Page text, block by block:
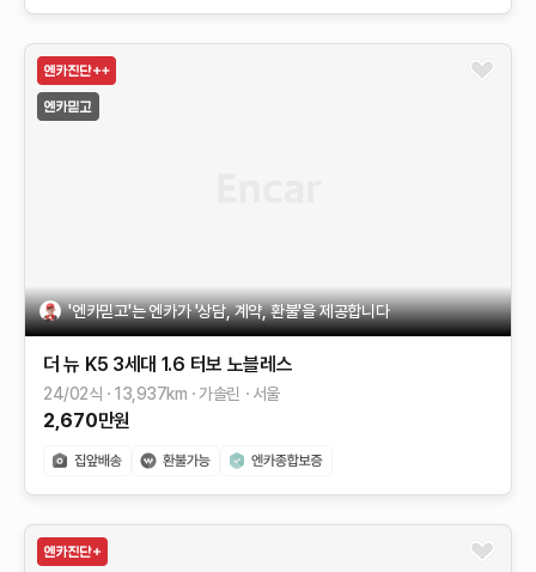
'엔카믿고'는 엔카가 '상담, 계약, 환불'을 제공합니다
더 뉴 K5 3세대 1.6 터보 노블레스
24/02식 13,937km 가솔린 서울
2,670만원